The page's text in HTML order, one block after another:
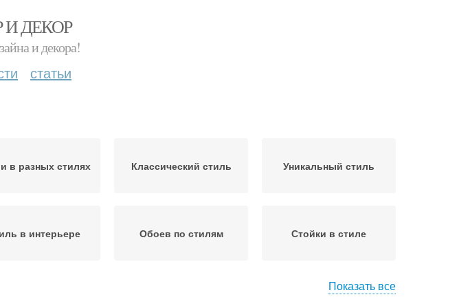
И ДЕКОР
и декора!
статьи
в разных стилях Классический стиль Уникальный стиль
в интерьере Обоев по стилям Стойки в стиле
Показать все